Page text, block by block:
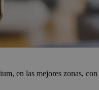
en las mejores zonas, con